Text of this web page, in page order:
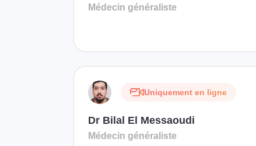
Médecin généraliste
Uniquement en ligne
Dr Bilal El Messaoudi
Médecin généraliste